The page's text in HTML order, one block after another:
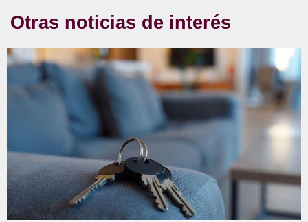
Otras noticias de interés